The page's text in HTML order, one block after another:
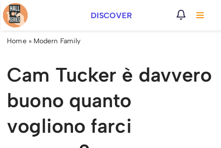
Vai
al
DISCOVER
Home» Modern Family
Cam Tucker è davvero
buono quanto
vogliono farci